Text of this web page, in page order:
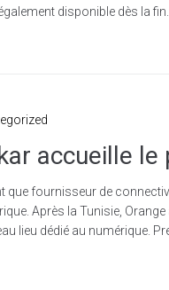
disponible dès la fin...
accueille le
que fournisseur de
Après la Tunisie,
lieu dédié au numérique.